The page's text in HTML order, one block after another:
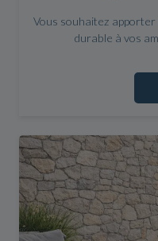
Vous souhaitez
durable à vos